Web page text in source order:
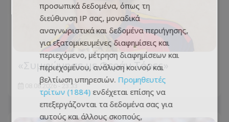
«Συμφώνησε με Φεράν Τόρες»
08.08.2026 - 23:33
προσωπικά δεδομένα, όπως τη
διεύθυνση IP σας, μοναδικά
αναγνωριστικά και δεδομένα περιήγησης,
για εξατομικευμένες διαφημίσεις και
περιεχόμενο, μέτρηση διαφημίσεων και
περιεχομένου, ανάλυση κοινού και
βελτίωση υπηρεσιών. Προμηθευτές
τρίτων (1884) ενδέχεται επίσης να
επεξεργάζονται τα δεδομένα σας για
αυτούς και άλλους σκοπούς,